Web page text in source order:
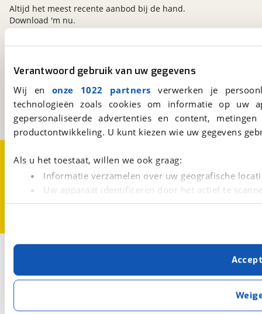
Verantwoord gebruik van uw gegevens
Wij en onze 1022 partners verwerken je
technologieën zoals cookies om informatie op
gepersonaliseerde advertenties en content,
productontwikkeling. U kunt kiezen wie uw gegevens
Als u het toestaat, willen we ook graag:
Informatie verzamelen over uw geografische
Uw apparaat identificeren door het actief te
Lees meer over hoe uw persoonlijke gegevens worden
Met cookies en vergelijkbare technieken zorgen we
cookies zorgen ervoor dat de website goed werkt.
verbeteren. We tonen je graag relevante advertenties
buiten onze website volgt – uiteraard op
privacyverklaring
. Als je weigert, plaatsen we alleen
viaBOVAG.nl
3981 AJ
Bunnik
Een initiatief van
BOVAG
Altijd het meest recente aanbod bij de hand.
Download 'm nu.
CookievoorkeurenVacatures